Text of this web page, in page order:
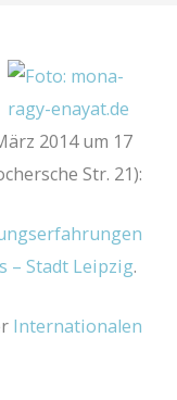
2014 um 17
Str. 21):
– Stadt Leipzig.
Internationalen